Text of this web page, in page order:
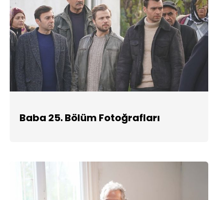
Baba 25. Bölüm Fotoğrafları